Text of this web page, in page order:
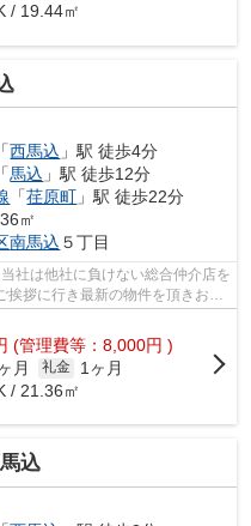
/ 19.44㎡
「西馬込 」駅 徒歩4分
「馬込 」駅 徒歩12分
「荏原町 」駅 徒歩22分
㎡
南馬込 ５丁目
社は他社に負けない総合仲介店を
挨拶に行き最新の物件を頂きお客
(管理費等：8,000円 )
月 礼金
1ヶ月
/ 21.36㎡
込